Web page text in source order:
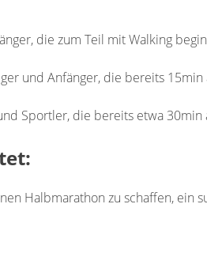
die zum Teil mit Walking
und Anfänger, die bereits 15min
Sportler, die bereits etwa 30min
Halbmarathon zu schaffen,